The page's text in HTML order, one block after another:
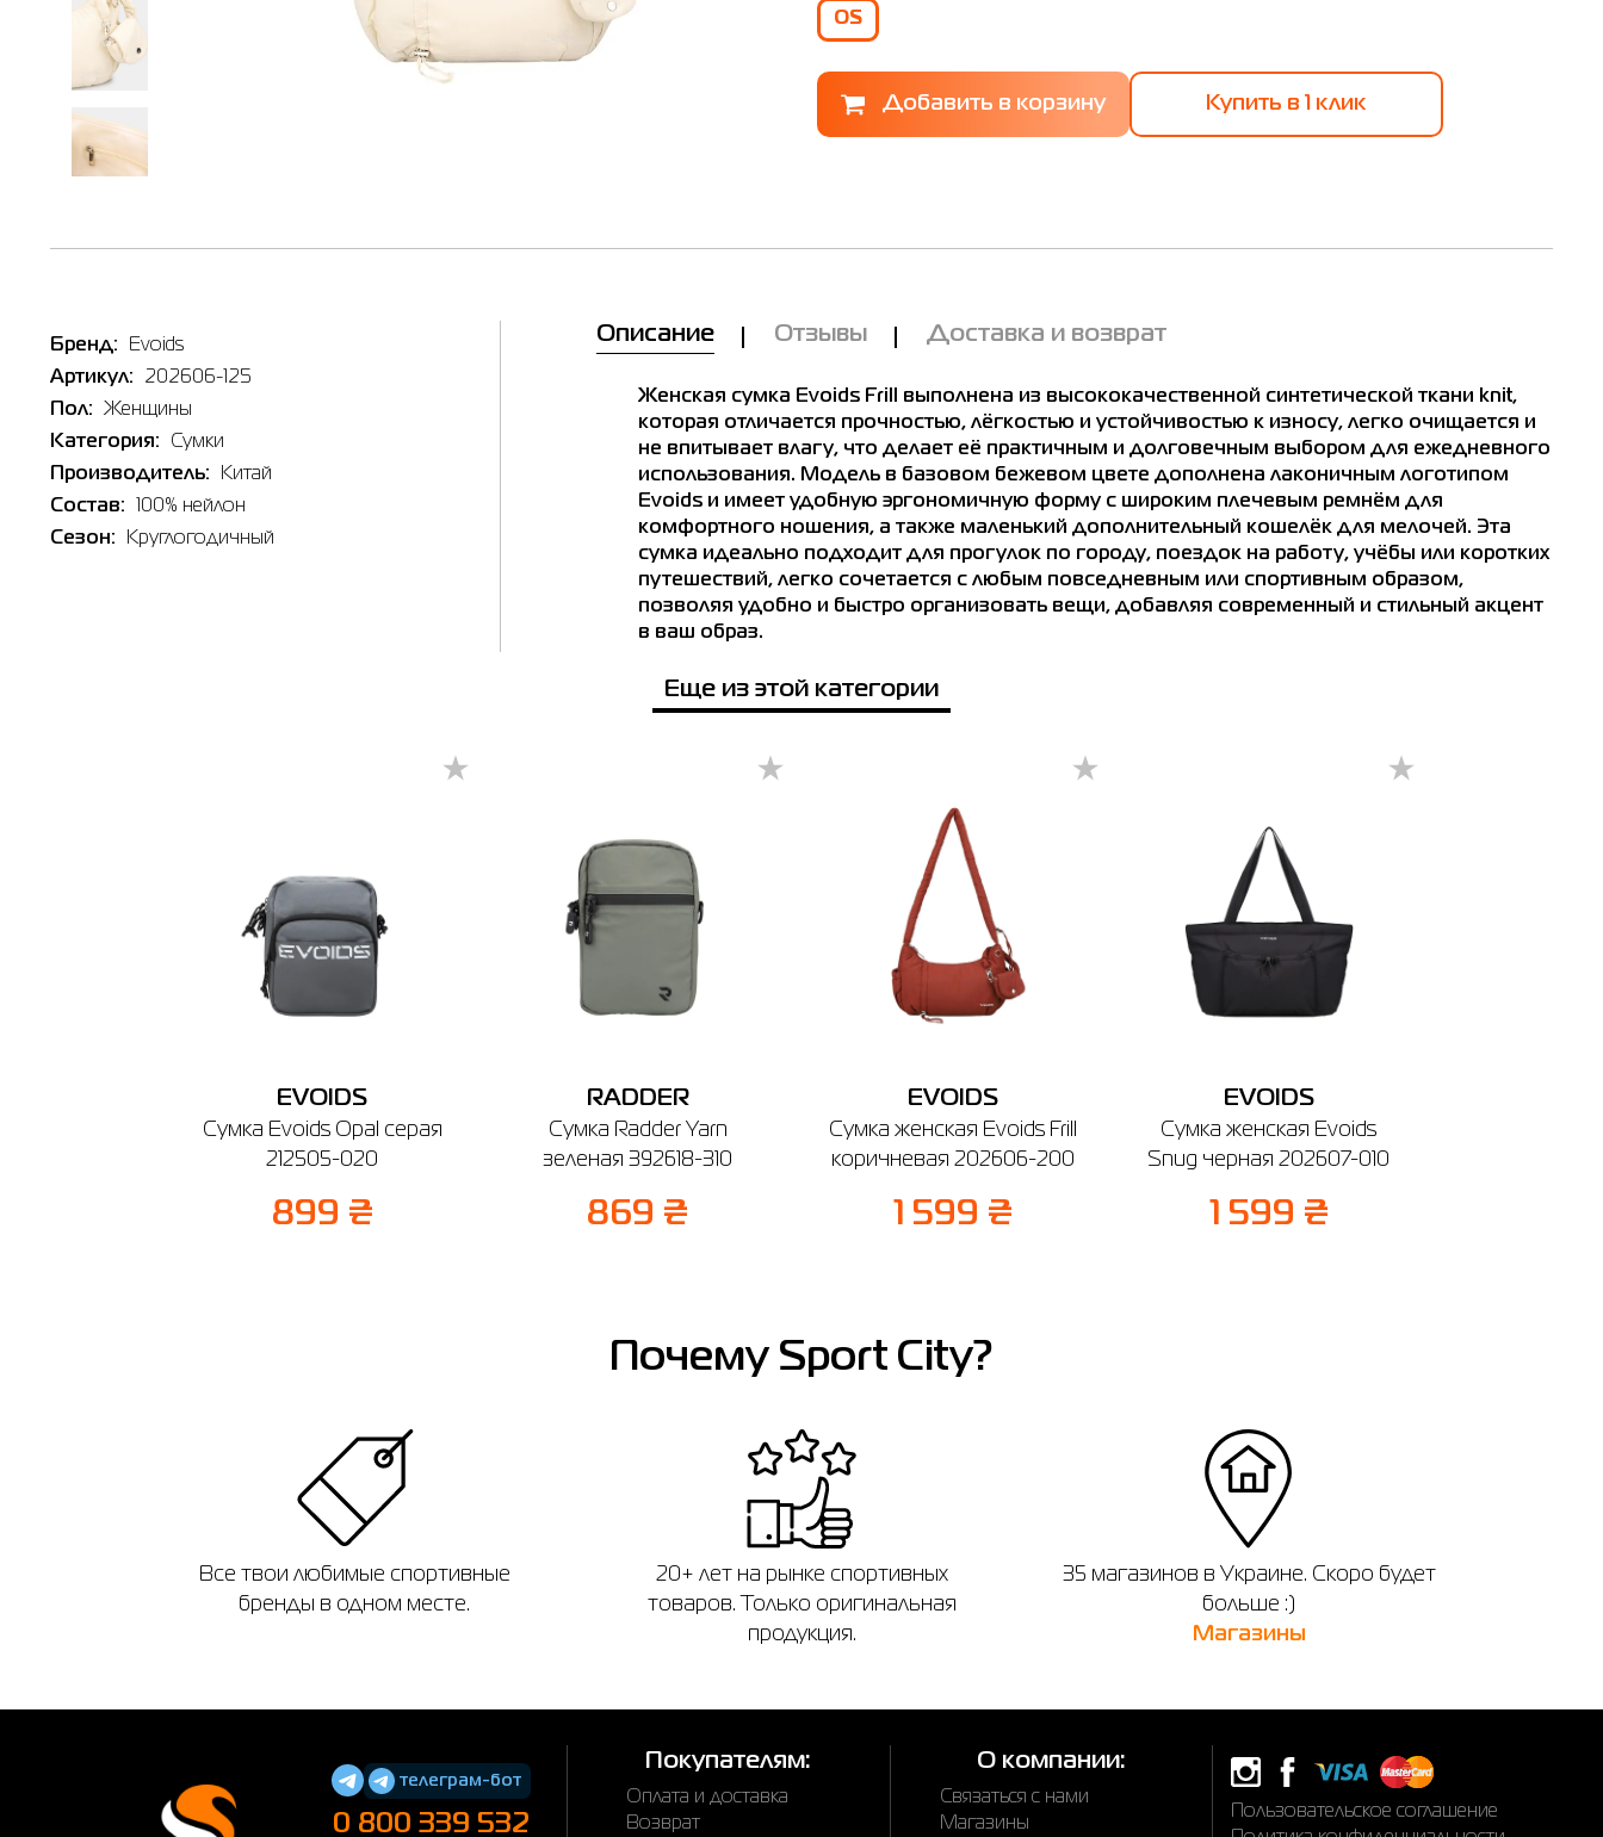
Наличие в магазинах
Сумка женская Evoids Frill бежевая 202606-125
Выберите город
Белая Церковь Винница Днепр
🔸 Магазин SPORT CITY
OS
Купить в 1 клик
Сумка женская Evoids Frill бежевая
202606-125
Цена
1,599.00
Выберите размер
Имя
Бренд:
Evoids
Артикул:
202606-125
Пол:
Женщины
Категория:
Сумки
Производитель:
Китай
Состав:
100% нейлон
Сезон:
Круглогодичный
Описание Отзывы Доставка и возврат
Женская сумка Evoids Frill выполнена из высококачественной синтетической ткани knit,
которая отличается прочностью, лёгкостью и устойчивостью к износу, легко очищается и
не впитывает влагу, что делает её практичным и долговечным выбором для ежедневного
использования. Модель в базовом бежевом цвете дополнена лаконичным логотипом
Evoids и имеет удобную эргономичную форму с широким плечевым ремнём для
комфортного ношения, а также маленький дополнительный кошелёк для мелочей. Эта
сумка идеально подходит для прогулок по городу, поездок на работу, учёбы или коротких
путешествий, легко сочетается с любым повседневным или спортивным образом,
позволяя удобно и быстро организовать вещи, добавляя современный и стильный акцент
в ваш образ.
Еще из этой категории
EVOIDS
Сумка Evoids Opal серая
212505-020
899 ₴
RADDER
Сумка Radder Yarn
зеленая 392618-310
869 ₴
EVOIDS
Сумка женская Evoids Frill
коричневая 202606-200
1 599 ₴
EVOIDS
Сумка женская Evoids
Snug черная 202607-010
1 599 ₴
Почему Sport City?
Все твои любимые спортивные
бренды в одном месте.
20+ лет на рынке спортивных
товаров. Только оригинальная
продукция.
35 магазинов в Украине. Скоро будет
больше :)
Магазины
телеграм-бот
0 800 339 532
Покупателям:
Оплата и доставка
Возврат
О компании:
Связаться с нами
Магазины
Пользовательское соглашение